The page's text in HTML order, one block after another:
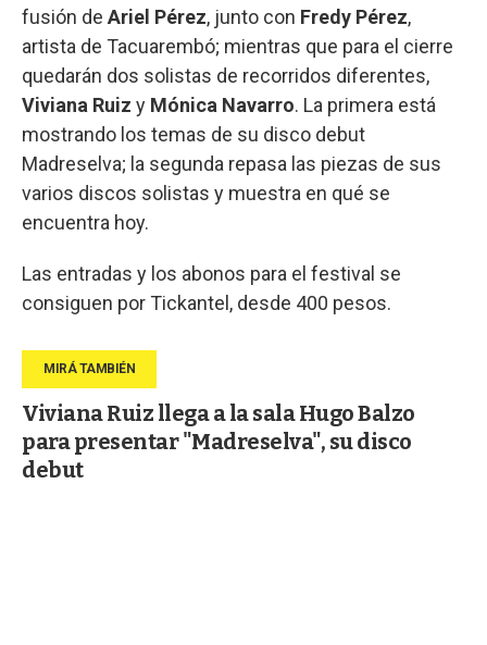
fusión de Ariel Pérez, junto con Fredy Pérez,
artista de Tacuarembó; mientras que para el cierre
quedarán dos solistas de recorridos diferentes,
Viviana Ruiz y Mónica Navarro. La primera está
mostrando los temas de su disco debut
Madreselva; la segunda repasa las piezas de sus
varios discos solistas y muestra en qué se
encuentra hoy.
Las entradas y los abonos para el festival se
consiguen por Tickantel, desde 400 pesos.
Viviana Ruiz llega a la sala Hugo Balzo
para presentar "Madreselva", su disco
debut